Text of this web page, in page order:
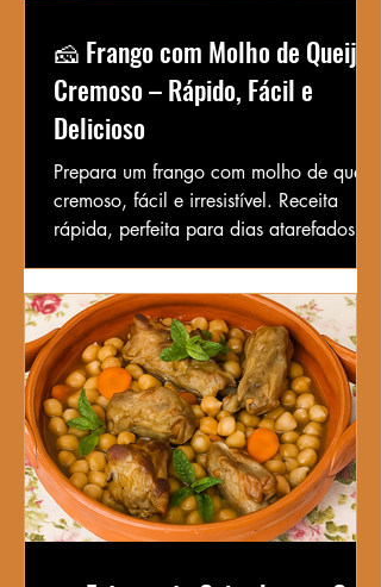
🧀 Frango com Molho de Queijo
Cremoso – Rápido, Fácil e
Delicioso
Prepara um frango com molho de queijo
cremoso, fácil e irresistível. Receita
rápida, perfeita para dias atarefados e